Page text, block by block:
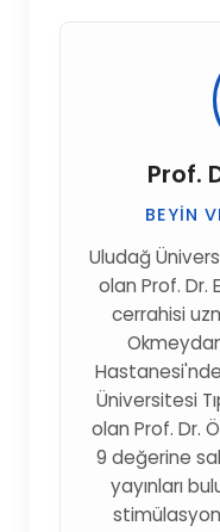
Prof.
BEYIN
Uludağ
olan Prof. Dr.
cerrahisi
Üniversitesi
olan Prof. Dr.
9 değerine
yayınları